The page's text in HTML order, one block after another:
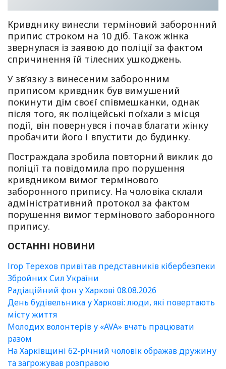
Кривднику винесли терміновий заборонний
припис строком на 10 діб. Також жінка
звернулася із заявою до поліції за фактом
спричинення їй тілесних ушкоджень.
У зв’язку з винесеним заборонним
приписом кривдник був вимушений
покинути дім своєї співмешканки, однак
після того, як поліцейські поїхали з місця
події, він повернувся і почав благати жінку
пробачити його і впустити до будинку.
Постраждала зробила повторний виклик до
поліції та повідомила про порушення
кривдником вимог термінового
заборонного припису. На чоловіка склали
адміністративний протокол за фактом
порушення вимог термінового заборонного
припису.
ОСТАННІ НОВИНИ
Ігор Терехов привітав представників кібербезпеки
Збройних Сил України
Радіаційний фон у Харкові 08.08.2026
День будівельника у Харкові: люди, які повертають
місту життя
Молодих волонтерів у «AVA» вчать працювати
разом
На Харківщині 62-річний чоловік ображав дружину
та загрожував розправою